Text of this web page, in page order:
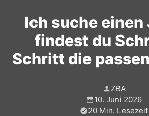
Ich suche einen
findest du
Schritt die
ZBA
10. Juni 2026
20 Min. Lesezeit